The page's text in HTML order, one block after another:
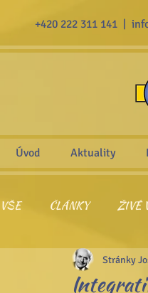
+420 222 311 141 |
VŠE ČLÁNKY ŽIVÉ
PŘEDNÁŠKY - VIDEA
Stránky
Úvod Aktuality